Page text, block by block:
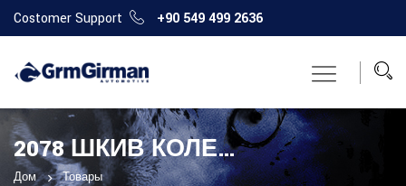
Costomer Support +90 549 499 2636
2078 ШКИВ КОЛЕНЧАТОГО ВАЛА
Дом Товары